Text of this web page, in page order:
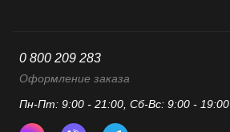
0 800 209 283
Оформление заказа
Пн-Пт: 9:00 - 21:00, Сб-Вс: 9:00 - 19:00